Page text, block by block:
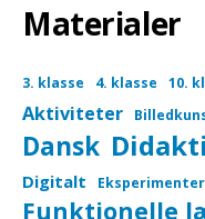
Materialer
3. klasse 4. klasse 10.
Aktiviteter
Dansk
Digitalt Eksperimenter
Funktionelle